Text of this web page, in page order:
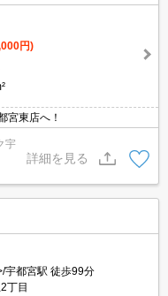
円)
宮東店へ！
宇
詳細を見る
宇都宮駅 徒歩99分
丁目